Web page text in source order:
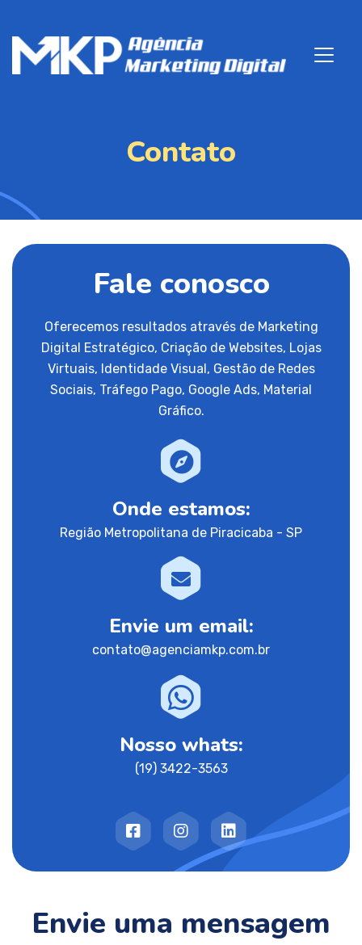
Contato
Fale conosco
Oferecemos resultados através de Marketing
Digital Estratégico, Criação de Websites, Lojas
Virtuais, Identidade Visual, Gestão de Redes
Sociais, Tráfego Pago, Google Ads, Material
Gráfico.
Onde estamos:
Região Metropolitana de Piracicaba - SP
Envie um email:
contato@agenciamkp.com.br
Nosso whats:
(19) 3422-3563
Envie uma mensagem